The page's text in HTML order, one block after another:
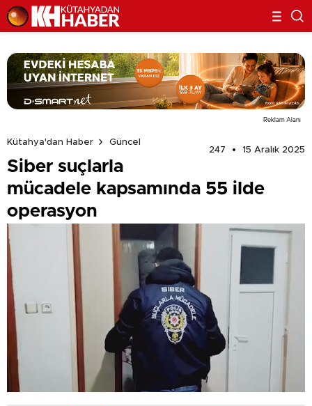
Reklam Alanı
Kütahya'dan Haber
Güncel
247
15 Aralık 2025
Siber suçlarla
mücadele kapsamında 55 ilde
operasyon